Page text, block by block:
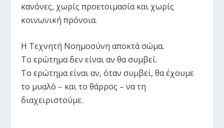
κανόνες, χωρίς προετοιμασία και χωρίς
κοινωνική πρόνοια.
Η Τεχνητή Νοημοσύνη αποκτά σώμα.
Το ερώτημα δεν είναι αν θα συμβεί.
Το ερώτημα είναι αν, όταν συμβεί, θα έχουμε
το μυαλό – και το θάρρος – να τη
διαχειριστούμε.